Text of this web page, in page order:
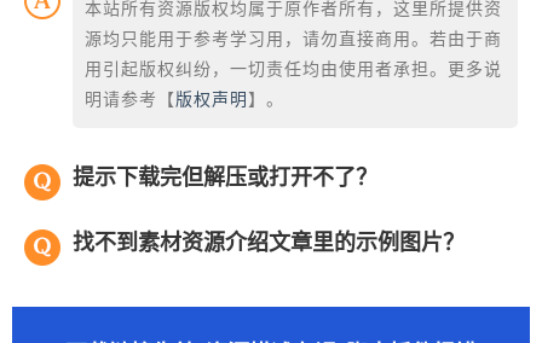
本站所有资源版权均属于原作者所有，这里所提供资
源均只能用于参考学习用，请勿直接商用。若由于商
用引起版权纠纷，一切责任均由使用者承担。更多说
明请参考【 版权声明 】。
提示下载完但解压或打开不了？
找不到素材资源介绍文章里的示例图片？